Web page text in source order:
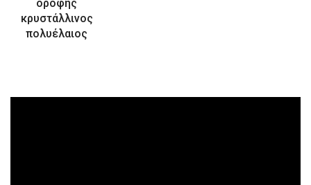
οροφής
κρυστάλλινος
πολυέλαιος